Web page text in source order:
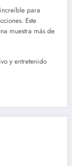
para
Este
muestra más de
y entretenido